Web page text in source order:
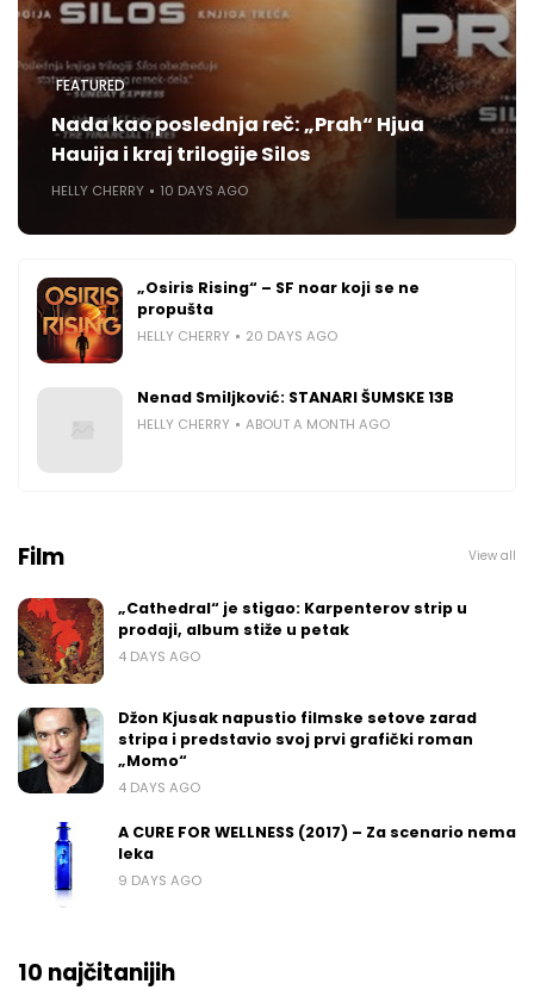
FEATURED
Nada kao poslednja reč: „Prah“ Hjua
Hauija i kraj trilogije Silos
HELLY CHERRY 10 DAYS AGO
„Osiris Rising“ – SF noar koji se ne
propušta
HELLY CHERRY 20 DAYS AGO
Nenad Smiljković: STANARI ŠUMSKE 13B
HELLY CHERRY ABOUT A MONTH AGO
Film View all
„Cathedral“ je stigao: Karpenterov strip u
prodaji, album stiže u petak
4 DAYS AGO
Džon Kjusak napustio filmske setove zarad
stripa i predstavio svoj prvi grafički roman
„Momo“
4 DAYS AGO
A CURE FOR WELLNESS (2017) – Za scenario nema
leka
9 DAYS AGO
10 najčitanijih